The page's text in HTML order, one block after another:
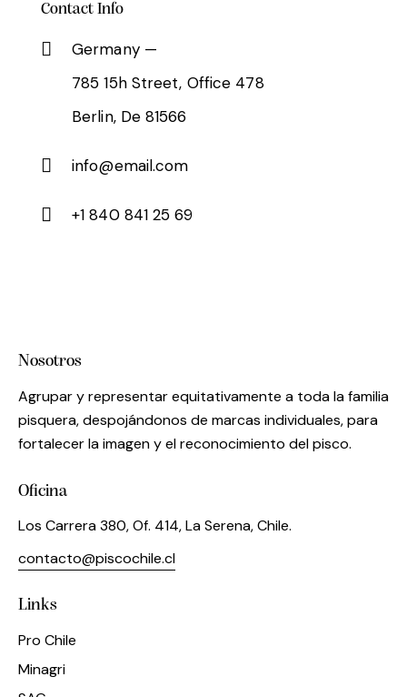
Contact Info
Germany —
785 15h Street, Office 478
Berlin, De 81566
info@email.com
+1 840 841 25 69
Nosotros
Agrupar y representar equitativamente a toda la familia
pisquera, despojándonos de marcas individuales, para
fortalecer la imagen y el reconocimiento del pisco.
Oficina
Los Carrera 380, Of. 414, La Serena, Chile.
contacto@piscochile.cl
Links
Pro Chile
Minagri